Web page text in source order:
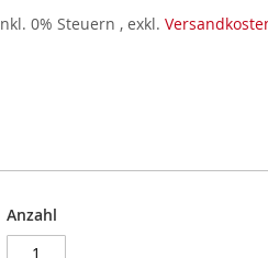
0% Steuern , exkl.
Anzahl